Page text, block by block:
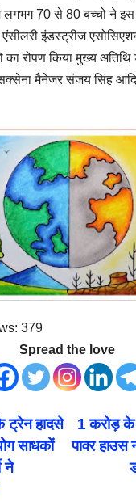
लगभग 70 से 80 बच्चो ने इस
एंसीलरी इंडस्ट्रीज
का रोपण किया मुख्य
मैनेजर संजय सिंह आदि
379
Spread the love
1 करोड़ के
पावर हाउस
ट्रेन हादसे
साधकों
ने